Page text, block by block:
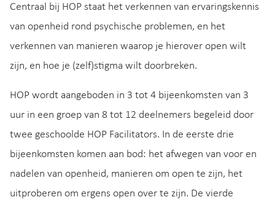
Centraal bij HOP staat het verkennen van ervaringskennis
van openheid rond psychische problemen, en het
verkennen van manieren waarop je hierover open wilt
zijn, en hoe je (zelf)stigma wilt doorbreken.
HOP wordt aangeboden in 3 tot 4 bijeenkomsten van 3
uur in een groep van 8 tot 12 deelnemers begeleid door
twee geschoolde HOP Facilitators. In de eerste drie
bijeenkomsten komen aan bod: het afwegen van voor en
nadelen van openheid, manieren om open te zijn, het
uitproberen om ergens open over te zijn. De vierde